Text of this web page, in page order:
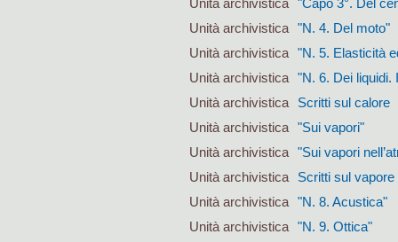
Unità archivistica "Capo 3°. Del
Unità archivistica "N. 4. Del moto"
Unità archivistica "N. 5. Elasticità
Unità archivistica "N. 6. Dei liquidi.
Unità archivistica
Scritti sul calore
Unità archivistica "Sui vapori"
Unità archivistica "Sui vapori
Unità archivistica
Scritti sul vapore
Unità archivistica "N. 8. Acustica"
Unità archivistica "N. 9. Ottica"